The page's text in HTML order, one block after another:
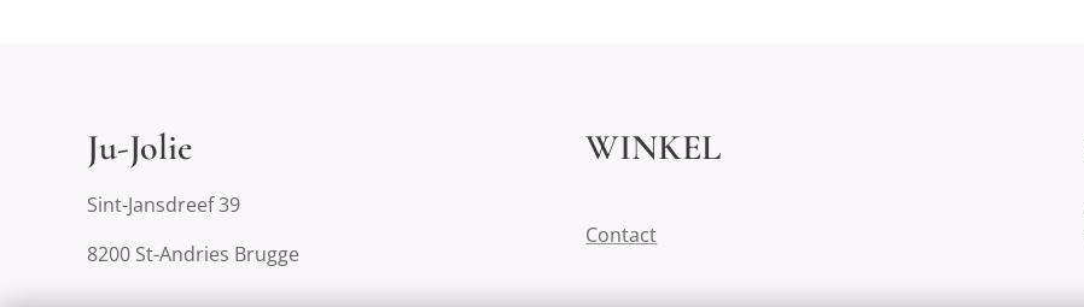
Ju-Jolie
Sint-Jansdreef 39
8200 St-Andries Brugge
WINKEL
Contact